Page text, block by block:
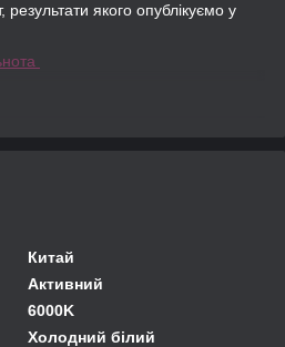
якого опублікуємо у
Китай
Активний
6000K
Холодний білий